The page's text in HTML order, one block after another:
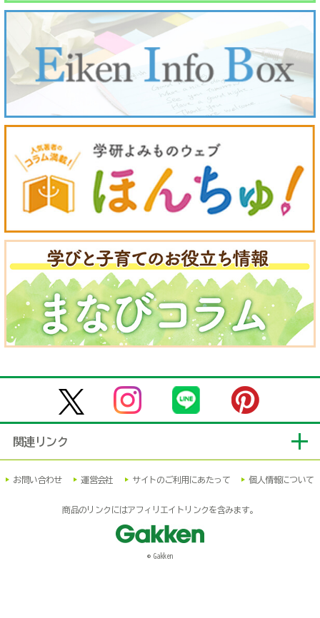
関連リンク
お問い合わせ 運営会社 サイトのご利用にあたって 個人情報について
商品のリンクにはアフィリエイトリンクを含みます。
© Gakken